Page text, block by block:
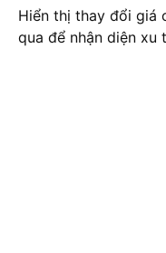
Hiển thị thay đổi giá
qua để nhận diện xu